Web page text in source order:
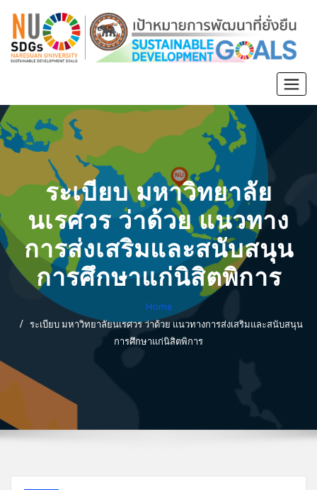
ระเบียบ มหาวิทยาลัย
นเรศวร ว่าด้วย แนวทาง
การส่งเสริมและสนับสนุน
การศึกษาแก่นิสิตพิการ
Home
ระเบียบ มหาวิทยาลัยนเรศวร ว่าด้วย แนวทางการส่งเสริมและสนับสนุน
การศึกษาแก่นิสิตพิการ